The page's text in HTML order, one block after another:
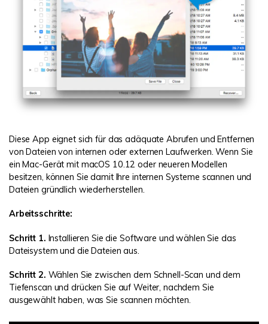
Diese App eignet sich für das adäquate Abrufen und Entfernen
von Dateien von internen oder externen Laufwerken. Wenn Sie
ein Mac-Gerät mit macOS 10.12 oder neueren Modellen
besitzen, können Sie damit Ihre internen Systeme scannen und
Dateien gründlich wiederherstellen.
Arbeitsschritte:
Schritt 1. Installieren Sie die Software und wählen Sie das
Dateisystem und die Dateien aus.
Schritt 2. Wählen Sie zwischen dem Schnell-Scan und dem
Tiefenscan und drücken Sie auf Weiter, nachdem Sie
ausgewählt haben, was Sie scannen möchten.